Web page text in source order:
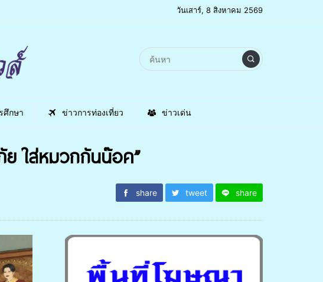
วันเสาร์, 8 สิงหาคม 2569
ศึกษา ข่าวการท่องเที่ยว ข่าวเด่น
ย ใส่หมวกกันน๊อค”
share tweet share